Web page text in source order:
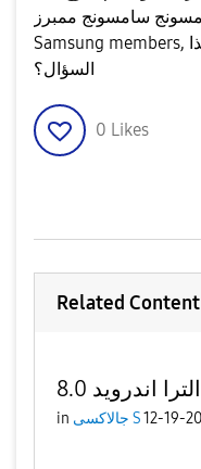
سامسونج ممبرز
Samsung members, وفي انتظار الرد والإجابة على هذا
السؤال؟
0 Likes
Related Content
in جالاكسى S12-19-